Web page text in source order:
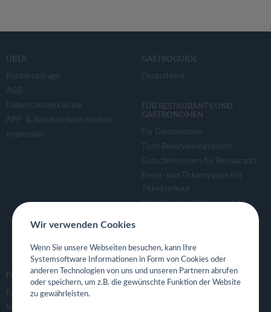
ÜBER
Kontaktanfrage
AGB
Datenschutzerklärung
APP- & Benutzerdaten löschen
Impressum
GASTROGUIDE
Deutschland
FÜR RESTAURANTS UND
GASTRONOMEN
Für Gastronomen
Tisch Reservierungsystem
Gutscheinsystem für Restaurants
Event- und Ticketsystem mit
Ticketverkauf
Bestellsystem Lieferung und
Eigene App für Restaurant
FOLGE UNS
Facebook
Instagram
Wir verwenden Cookies
Wenn Sie unsere Webseiten besuchen, kann Ihre
Systemsoftware Informationen in Form von Cookies oder
anderen Technologien von uns und unseren Partnern abrufen
oder speichern, um z.B. die gewünschte Funktion der Website
zu gewährleisten.